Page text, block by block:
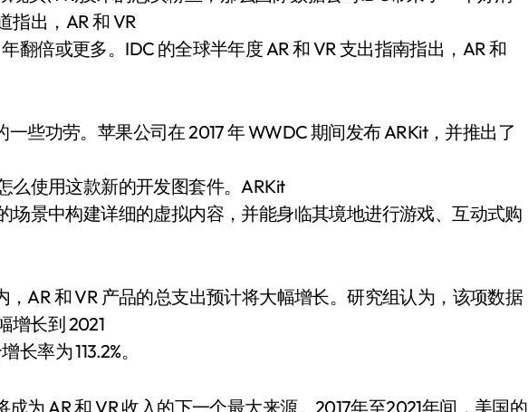
指出，AR 和 VR
翻倍或更多。IDC 的全球半年度 AR 和 VR 支出指南指出，AR 和
些功劳。苹果公司在 2017 年 WWDC 期间发布 ARKit，并推出了
么使用这款新的开发图套件。ARKit
场景中构建详细的虚拟内容，并能身临其境地进行游戏、互动式购
，AR 和 VR 产品的总支出预计将大幅增长。研究组认为，该项数据
增长到 2021
率为 113.2%。
为 AR 和 VR 收入的下一个最大来源。2017年至2021年间，美国的